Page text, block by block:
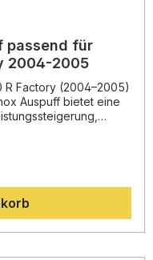
passend für
2004-2005
R Factory (2004–2005)
Auspuff bietet eine
dieser Slip-on
spürbare
Das
eine langlebige
Auspuff ist dual